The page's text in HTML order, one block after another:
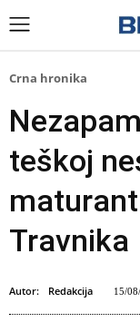
Crna hronika
teškoj
Travnika
Autor: Redakcija 15/